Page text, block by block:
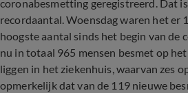
coronabesmetting geregistreerd. Dat
recordaantal. Woensdag waren het er
hoogste aantal sinds het begin van de
nu in totaal 965 mensen besmet op
liggen in het ziekenhuis, waarvan zes
opmerkelijk dat van de 119 nieuwe